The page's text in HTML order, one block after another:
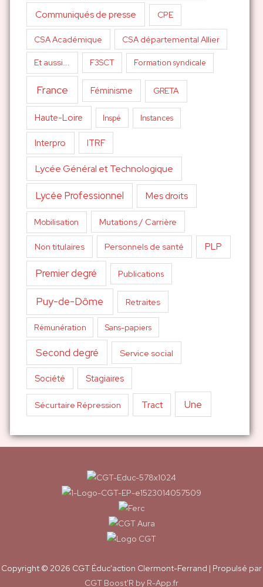
Communiqués de presse CPE
CSA Académique CSA départemental Allier
Et aussi... F3SCT Formation syndicale
France Féminisme GRETA
Haute-Loire Inspé Instances
Interpro ITRF
Lycée Général et Technologique
Lycée Professionnel Mes droits
Mobilisation Mutations / Carrière
Non titulaires Personnels de santé PLP
Premier degré Publications
Puy-de-Dôme Retraites
Rémunération Sans-papiers
Second degré Service social
Société Stagiaires
Sécurtaire Répression Tract Une
Copyright © 2026 CGT Éduc'action Clermont-Ferrand | Propulsé par
CGT Boost'R by R-App.fr